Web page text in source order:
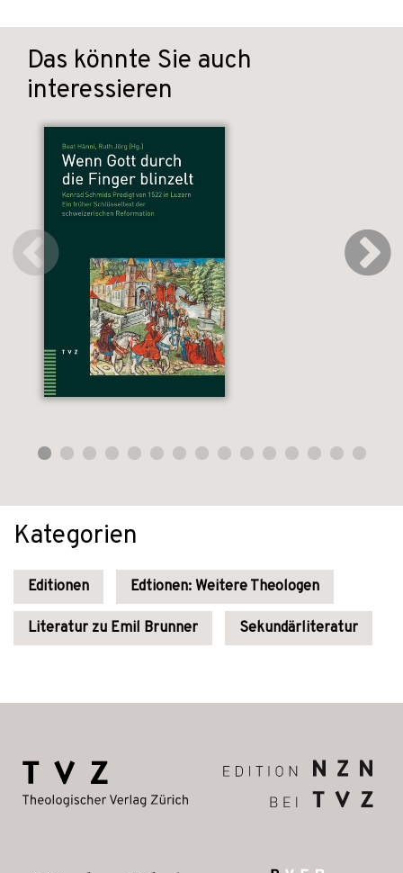
Das könnte Sie auch
interessieren
Kategorien
Editionen Edtionen: Weitere Theologen
Literatur zu Emil Brunner Sekundärliteratur